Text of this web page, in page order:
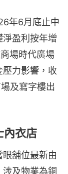
年6月底止中
盈利按年增
場時代廣場
壓力影響，收
及寫字樓出
衣店
舖位最新由
及物業為銅